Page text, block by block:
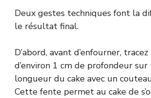
Deux gestes techniques font la
le résultat final.
D’abord, avant d’enfourner,
d’environ 1 cm de profondeur
longueur du cake avec un
Cette fente permet au cake de